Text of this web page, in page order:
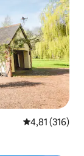
4,81 de uma
4,81 (316)